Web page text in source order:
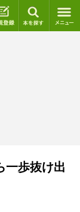
イン 新規登録
歩抜け出